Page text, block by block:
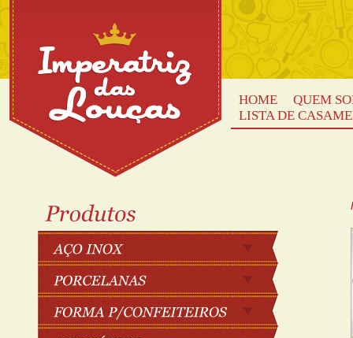
HOME
QUEM
LISTA DE